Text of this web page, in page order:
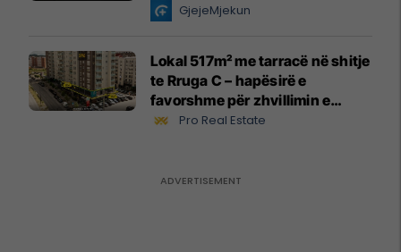
GjejeMjekun
Lokal 517m² me tarracë në shitje
te Rruga C – hapësirë e
favorshme për zhvillimin e
biznesit #15796
Pro Real Estate